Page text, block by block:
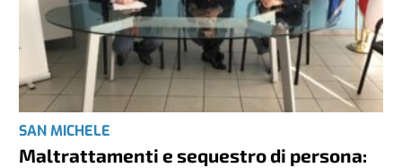
SAN MICHELE
Maltrattamenti e sequestro di persona: